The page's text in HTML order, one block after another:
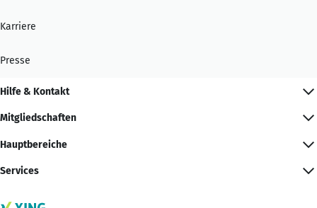
Karriere
Presse
Hilfe & Kontakt
Mitgliedschaften
Hauptbereiche
Services